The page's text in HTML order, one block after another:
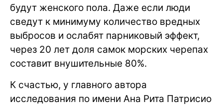
будут женского пола. Даже если люди
сведут к минимуму количество вредных
выбросов и ослабят парниковый эффект,
через 20 лет доля самок морских черепах
составит внушительные 80%.
К счастью, у главного автора
исследования по имени Ана Рита Патрисио